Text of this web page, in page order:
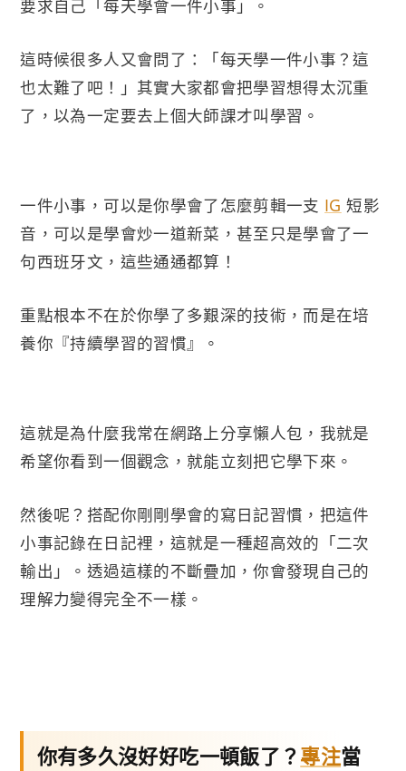
要求自己「每天學會一件小事」。
這時候很多人又會問了：「每天學一件小事？這
也太難了吧！」其實大家都會把學習想得太沉重
了，以為一定要去上個大師課才叫學習。
一件小事，可以是你學會了怎麼剪輯一支 IG 短影
音，可以是學會炒一道新菜，甚至只是學會了一
句西班牙文，這些通通都算！
重點根本不在於你學了多艱深的技術，而是在培
養你『持續學習的習慣』。
這就是為什麼我常在網路上分享懶人包，我就是
希望你看到一個觀念，就能立刻把它學下來。
然後呢？搭配你剛剛學會的寫日記習慣，把這件
小事記錄在日記裡，這就是一種超高效的「二次
輸出」。透過這樣的不斷疊加，你會發現自己的
理解力變得完全不一樣。
你有多久沒好好吃一頓飯了？ 專注當